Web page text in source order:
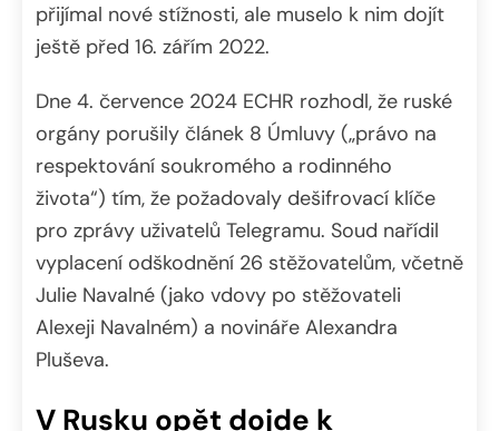
přijímal nové stížnosti, ale muselo k nim dojít
ještě před 16. zářím 2022.
Dne 4. července 2024 ECHR rozhodl, že ruské
orgány porušily článek 8 Úmluvy („právo na
respektování soukromého a rodinného
života“) tím, že požadovaly dešifrovací klíče
pro zprávy uživatelů Telegramu. Soud nařídil
vyplacení odškodnění 26 stěžovatelům, včetně
Julie Navalné (jako vdovy po stěžovateli
Alexeji Navalném) a novináře Alexandra
Pluševa.
V Rusku opět dojde k